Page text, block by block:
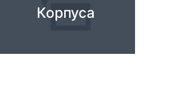
Корпуса